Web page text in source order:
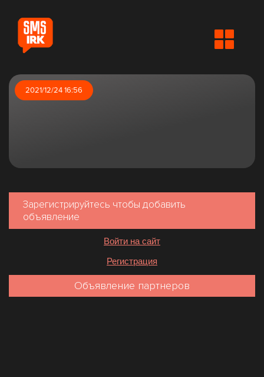
2021/12/24 16:56
Зарегистрируйтесь чтобы добавить
объявление
Войти на сайт
Регистрация
Объявление партнеров